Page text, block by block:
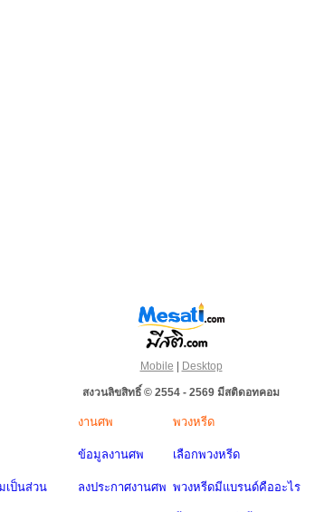
Mobile | Desktop
สงวนลิขสิทธิ์ © 2554 - 2569 มีสติดอทคอม
เป็นส่วน
งานศพ
ข้อมูลงานศพ
ลงประกาศงานศพ
พวงหรีด
เลือกพวงหรีด
พวงหรีดมีแบรนด์คืออะไร